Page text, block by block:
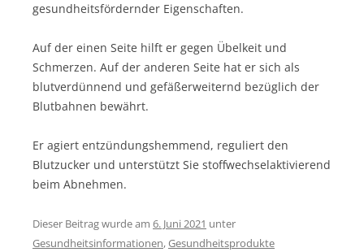
gesundheitsfördernder Eigenschaften.
Auf der einen Seite hilft er gegen Übelkeit und
Schmerzen. Auf der anderen Seite hat er sich als
blutverdünnend und gefäßerweiternd bezüglich der
Blutbahnen bewährt.
Er agiert entzündungshemmend, reguliert den
Blutzucker und unterstützt Sie stoffwechselaktivierend
beim Abnehmen.
Dieser Beitrag wurde am 6. Juni 2021 unter
Gesundheitsinformationen,Gesundheitsprodukte